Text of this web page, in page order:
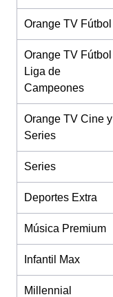
Orange TV Fútbol
Orange TV Fútbol
Liga de
Campeones
Orange TV Cine y
Series
Series
Deportes Extra
Música Premium
Infantil Max
Millennial